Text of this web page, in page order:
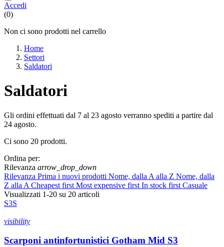
Accedi
(0)
Non ci sono prodotti nel carrello
Home
Settori
Saldatori
Saldatori
Gli ordini effettuati dal 7 al 23 agosto verranno spediti a partire dal
24 agosto.
Certificazioni
Antistatiche ESD 2
HRO 8
S1PS 8
Settori
Agricoltura e giardinaggio 1
Ci sono 20 prodotti.
Ordina per:
Rilevanza arrow_drop_down
Rilevanza Prima i nuovi prodotti Nome, dalla A alla Z Nome, dalla
Z alla A Cheapest first Most expensive first In stock first Casuale
Visualizzati 1-20 su 20 articoli
S3S
visibility
Scarponi antinfortunistici Gotham Mid S3